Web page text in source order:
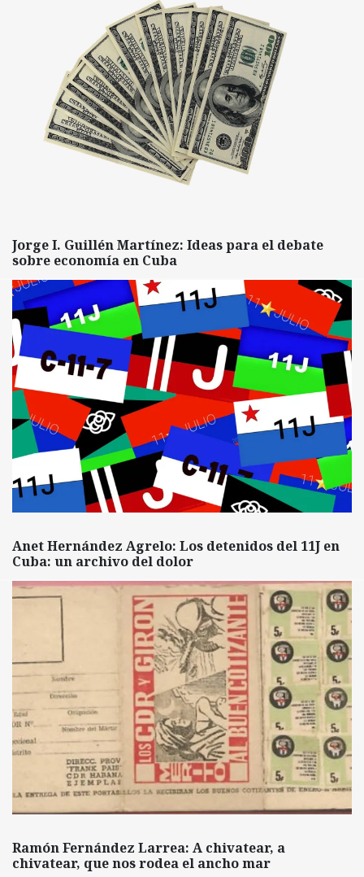
Jorge I. Guillén Martínez: Ideas para el debate
sobre economía en Cuba
Anet Hernández Agrelo: Los detenidos del 11J en
Cuba: un archivo del dolor
Ramón Fernández Larrea: A chivatear, a
chivatear, que nos rodea el ancho mar